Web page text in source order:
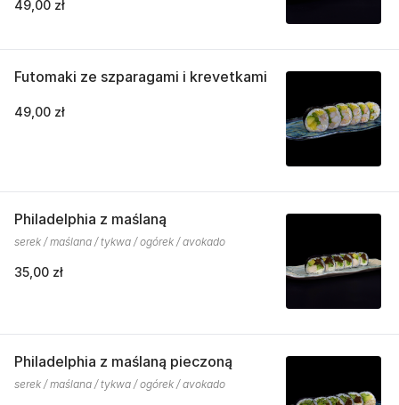
49,00 zł
Futomaki ze szparagami i krevetkami
49,00 zł
Philadelphia z maślaną
serek / maślana / tykwa / ogórek / avokado
35,00 zł
Philadelphia z maślaną pieczoną
serek / maślana / tykwa / ogórek / avokado